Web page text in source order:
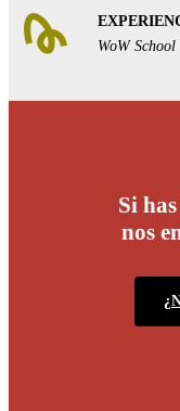
WoW
Si
nos